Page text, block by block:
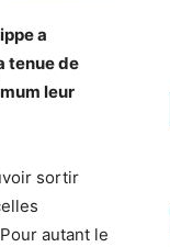
a
tenue de
leur
sortir
autant le